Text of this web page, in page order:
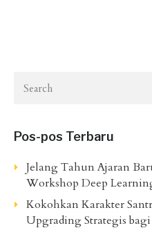
Pos-pos Terbaru
Jelang Tahun Ajaran
Workshop Deep
Kokohkan Karakter
Upgrading Strategis